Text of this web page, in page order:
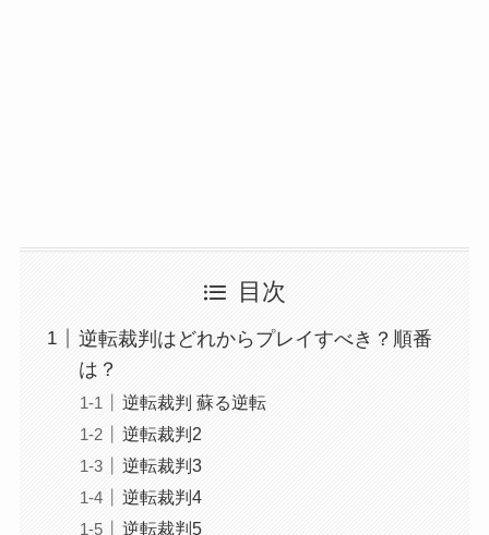
目次
逆転裁判はどれからプレイすべき？順番
は？
逆転裁判 蘇る逆転
逆転裁判2
逆転裁判3
逆転裁判4
逆転裁判5